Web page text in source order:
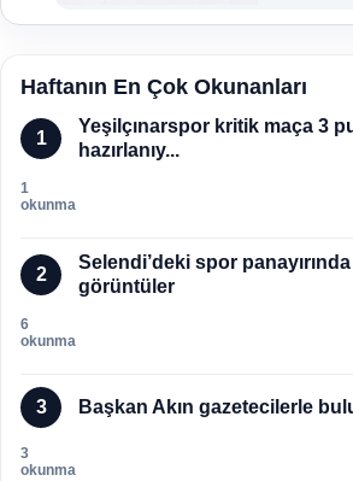
Haftanın En Çok Okunanları
1
Yeşilçınarspor kritik maça 3
hazırlanıy...
1
okunma
2
Selendi’deki spor
görüntüler
6
okunma
3 Başkan Akın gazetecilerle
3
okunma